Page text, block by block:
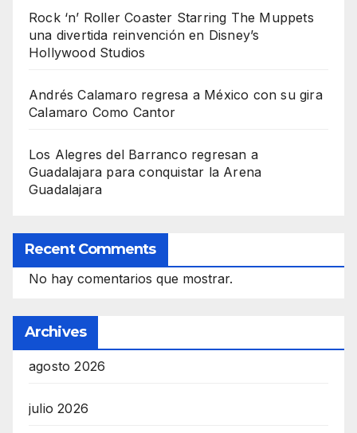
Rock ‘n’ Roller Coaster Starring The Muppets
una divertida reinvención en Disney’s
Hollywood Studios
Andrés Calamaro regresa a México con su gira
Calamaro Como Cantor
Los Alegres del Barranco regresan a
Guadalajara para conquistar la Arena
Guadalajara
Recent Comments
No hay comentarios que mostrar.
Archives
agosto 2026
julio 2026